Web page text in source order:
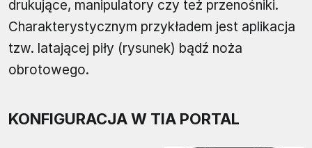
drukujące, manipulatory czy też przenośniki.
Charakterystycznym przykładem jest aplikacja
tzw. latającej piły (rysunek) bądź noża
obrotowego.
KONFIGURACJA W TIA PORTAL